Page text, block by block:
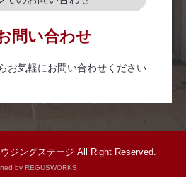
問い合わせ
お気軽にお問い合わせください
ジングステージ All Right Reserved.
by REGUSWORKS